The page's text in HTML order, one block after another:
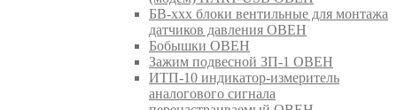
БВ-ххх блоки вентильные для монтажа
датчиков давления ОВЕН
Бобышки ОВЕН
Зажим подвесной ЗП-1 ОВЕН
ИТП-10 индикатор-измеритель
аналогового сигнала